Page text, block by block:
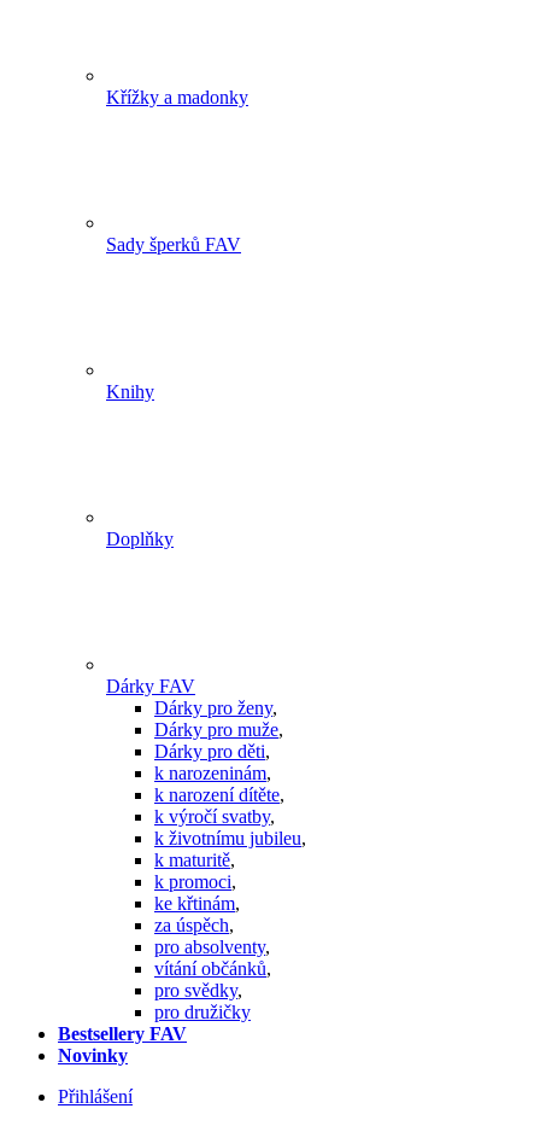
Křížky a madonky
Sady šperků FAV
Knihy
Doplňky
Dárky FAV
Dárky pro ženy,
Dárky pro muže,
Dárky pro děti,
k narozeninám,
k narození dítěte,
k výročí svatby,
k životnímu jubileu,
k maturitě,
k promoci,
ke křtinám,
za úspěch,
pro absolventy,
vítání občánků,
pro svědky,
pro družičky
Bestsellery FAV
Novinky
Přihlášení